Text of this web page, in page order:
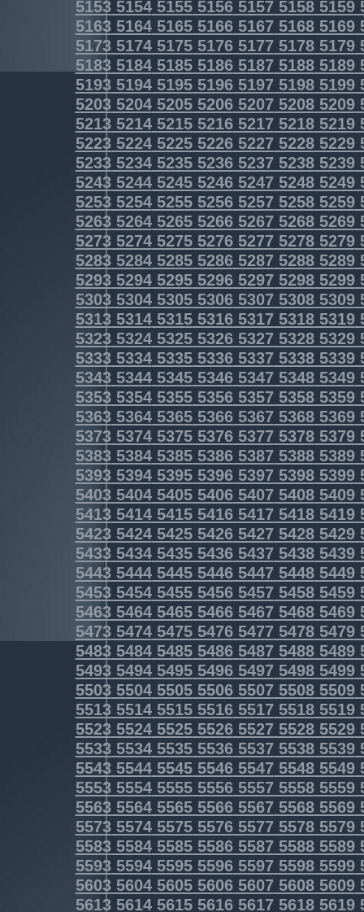
5153515451555156515751585159
5163516451655166516751685169
5173517451755176517751785179
5183518451855186518751885189
5193519451955196519751985199
5203520452055206520752085209
5213521452155216521752185219
5223522452255226522752285229
5233523452355236523752385239
5243524452455246524752485249
5253525452555256525752585259
5263526452655266526752685269
5273527452755276527752785279
5283528452855286528752885289
5293529452955296529752985299
5303530453055306530753085309
5313531453155316531753185319
5323532453255326532753285329
5333533453355336533753385339
5343534453455346534753485349
5353535453555356535753585359
5363536453655366536753685369
5373537453755376537753785379
5383538453855386538753885389
5393539453955396539753985399
5403540454055406540754085409
5413541454155416541754185419
5423542454255426542754285429
5433543454355436543754385439
5443544454455446544754485449
5453545454555456545754585459
5463546454655466546754685469
5473547454755476547754785479
5483548454855486548754885489
5493549454955496549754985499
5503550455055506550755085509
5513551455155516551755185519
5523552455255526552755285529
5533553455355536553755385539
5543554455455546554755485549
5553555455555556555755585559
5563556455655566556755685569
5573557455755576557755785579
5583558455855586558755885589
5593559455955596559755985599
5603560456055606560756085609
5613561456155616561756185619